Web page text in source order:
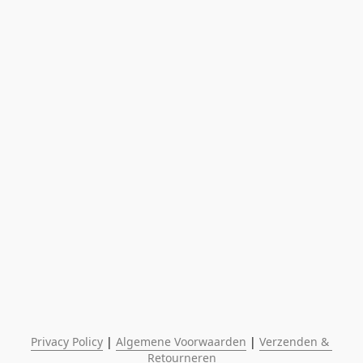
Privacy Policy | Algemene Voorwaarden | Verzenden &
Retourneren